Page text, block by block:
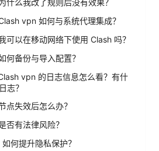
vpn 如何与系统代理集成？
可以在移动网络下使用 Clash 吗？
何备份与导入配置？
vpn 的日志信息怎么看？有什
志？
点失效后怎么办？
否有法律风险？
何提升隐私保护？